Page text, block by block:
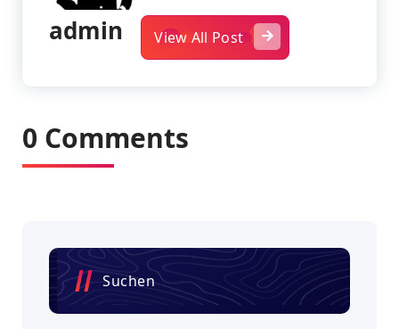
admin View All Post
0 Comments
Suchen